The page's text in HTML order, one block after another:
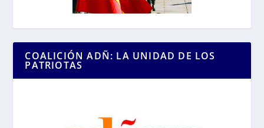
COALICIÓN ADÑ: LA UNIDAD DE LOS
PATRIOTAS